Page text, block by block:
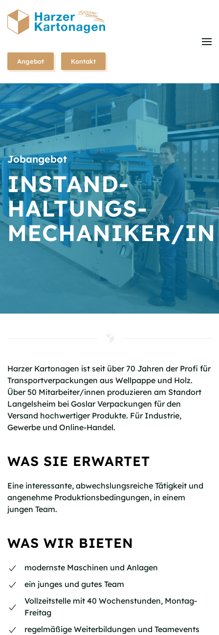
Zum
springen
Angebot Kontakt
Jobangebot
INSTAND­
HALTUNGS­
MECHANIKER/IN
Harzer Kartonagen ist seit über 70 Jahren der Profi für
Transportverpackungen aus Wellpappe und Holz.
Über 50 Mitarbeiter/innen produzieren am Standort
Langelsheim bei Goslar Verpackungen für den
Versand hochwertiger Produkte. Für Industrie,
Gewerbe und Online-Handel.
WAS SIE ERWARTET
Eine interessante, abwechslungsreiche Tätigkeit und
angenehme Produktionsbedingungen, in einem
jungen Team.
WAS WIR BIETEN
modernste Maschinen und Anlagen
ein junges und gutes Team
Vollzeitstelle mit 40 Wochenstunden, Montag-
Freitag
regelmäßige Weiterbildungen und Teamevents